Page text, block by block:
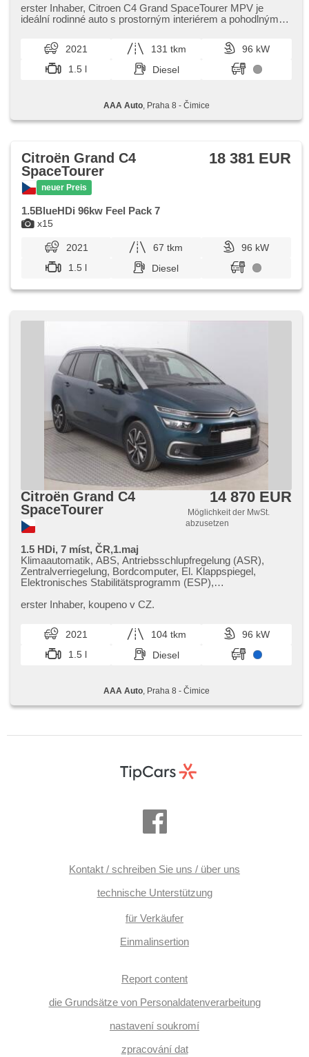
Taste, Anhängerkupplung, Reifendrucksensor, USB,
Servolenkung, El. Seitenscheiben, Dachträger, Autoradio,
erster Inhaber,​ Citroen C4 Grand SpaceTourer MPV je
ideální rodinné auto s prostorným interiérem a pohodlným
2021 131 tkm
96 kW
1.5 l
Diesel
AAA Auto, Praha 8 - Čimice
x15
Citroën Grand C4
SpaceTourer
neuer Preis
18 381 EUR
1.5BlueHDi 96kw Feel Pack 7
2021 67 tkm
96 kW
1.5 l
Diesel
Citroën Grand C4
SpaceTourer
14 870 EUR
Möglichkeit der MwSt.
abzusetzen
1.5 HDi, 7 míst, ČR,1.maj
Klimaautomatik, ABS, Antriebsschlupfregelung (ASR),
Zentralverriegelung, Bordcomputer, El. Klappspiegel,
Elektronisches Stabilitätsprogramm (ESP),
Scheibenwischersensor, starten per Taste,
einstellbare Sitze, Uhr Spur, Frontmassagesitze,
Servolenkung, El. Seitenscheiben, Dachträger, Autoradio,
Handgetriebe
erster Inhaber,​ koupeno v CZ.
2021 104 tkm
96 kW
1.5 l
Diesel
AAA Auto, Praha 8 - Čimice
Kontakt / schreiben Sie uns / über uns
technische Unterstützung
für Verkäufer
Einmalinsertion
Report content
die Grundsätze von Personaldatenverarbeitung
nastavení soukromí
zpracování dat